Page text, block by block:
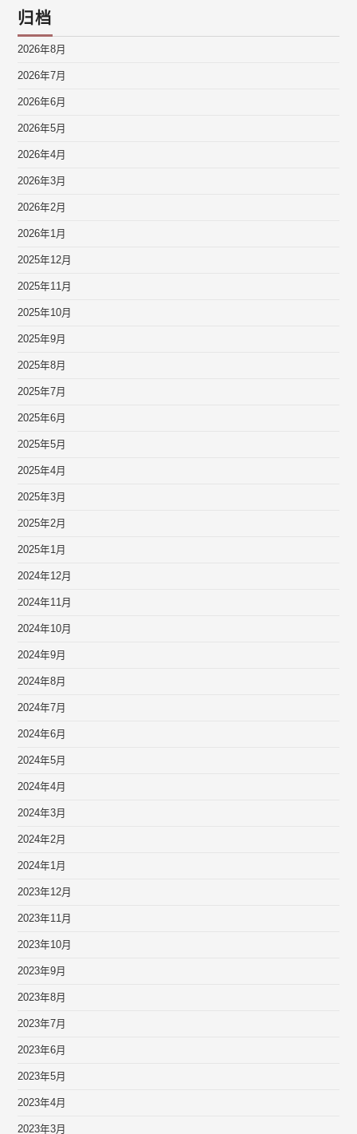
归档
2026年8月
2026年7月
2026年6月
2026年5月
2026年4月
2026年3月
2026年2月
2026年1月
2025年12月
2025年11月
2025年10月
2025年9月
2025年8月
2025年7月
2025年6月
2025年5月
2025年4月
2025年3月
2025年2月
2025年1月
2024年12月
2024年11月
2024年10月
2024年9月
2024年8月
2024年7月
2024年6月
2024年5月
2024年4月
2024年3月
2024年2月
2024年1月
2023年12月
2023年11月
2023年10月
2023年9月
2023年8月
2023年7月
2023年6月
2023年5月
2023年4月
2023年3月